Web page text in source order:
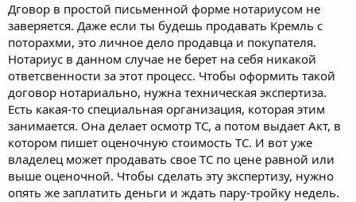
Дговор в простой письменной форме нотариусом не
заверяется. Даже если ты будешь продавать Кремль с
поторахми, это личное дело продавца и покупателя.
Нотариус в данном случае не берет на себя никакой
ответсвенности за этот процесс. Чтобы оформить такой
договор нотариально, нужна техническая экспертиза.
Есть какая-то специальная организация, которая этим
занимается. Она делает осмотр ТС, а потом выдает Акт, в
котором пишет оценочную стоимость ТС. И вот уже
владелец может продавать свое ТС по цене равной или
выше оценочной. Чтобы сделать эту экспертизу, нужно
опять же заплатить деньги и ждать пару-тройку недель.